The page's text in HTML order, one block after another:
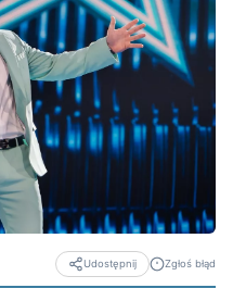
Udostępnij Zgłoś błąd